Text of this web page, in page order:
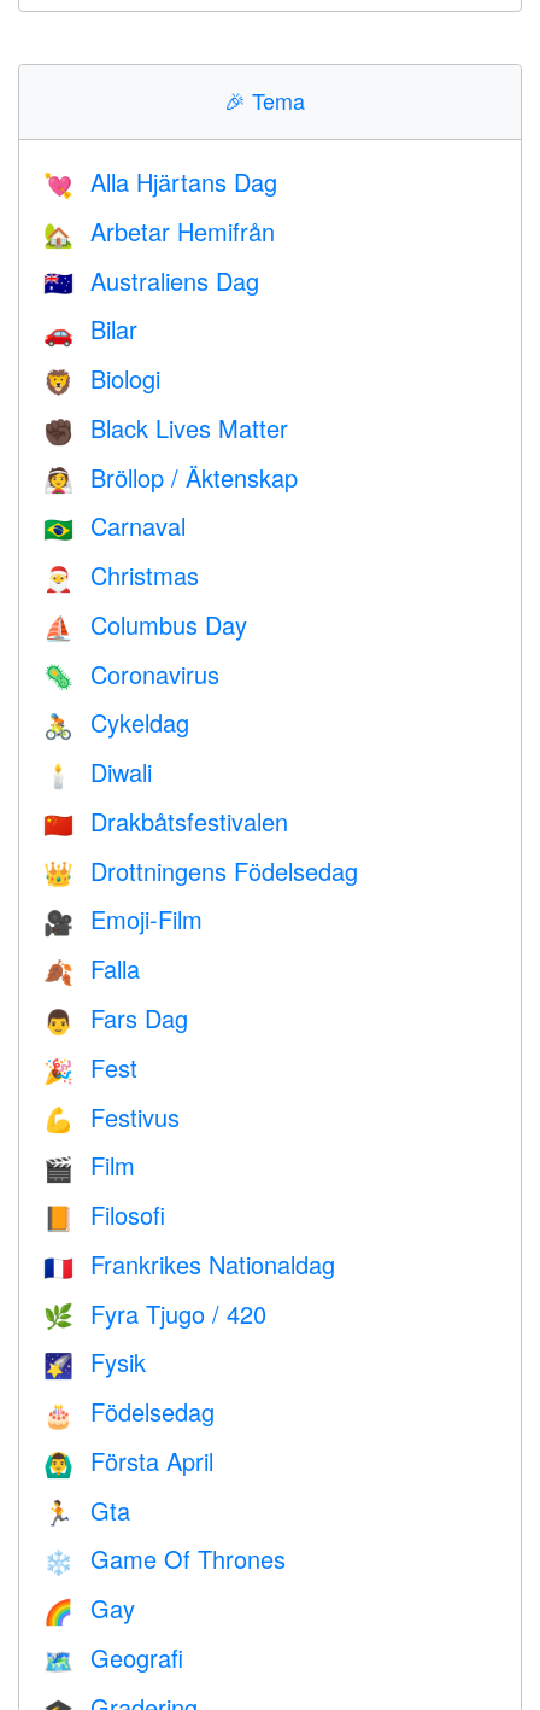
🎉 Tema
💘 Alla Hjärtans Dag
🏡 Arbetar Hemifrån
🇦🇺 Australiens Dag
🚗 Bilar
🦁 Biologi
✊🏿 Black Lives Matter
👰 Bröllop / Äktenskap
🇧🇷 Carnaval
🎅 Christmas
⛵️ Columbus Day
🦠 Coronavirus
🚴 Cykeldag
🕯 Diwali
🇨🇳 Drakbåtsfestivalen
👑 Drottningens Födelsedag
🎥 Emoji-Film
🍂 Falla
👨 Fars Dag
🎉 Fest
💪 Festivus
🎬 Film
📙 Filosofi
🇫🇷 Frankrikes Nationaldag
🌿 Fyra Tjugo / 420
🌠 Fysik
🎂 Födelsedag
🙆‍♂️ Första April
🏃 Gta
❄️ Game Of Thrones
🌈 Gay
🗺 Geografi